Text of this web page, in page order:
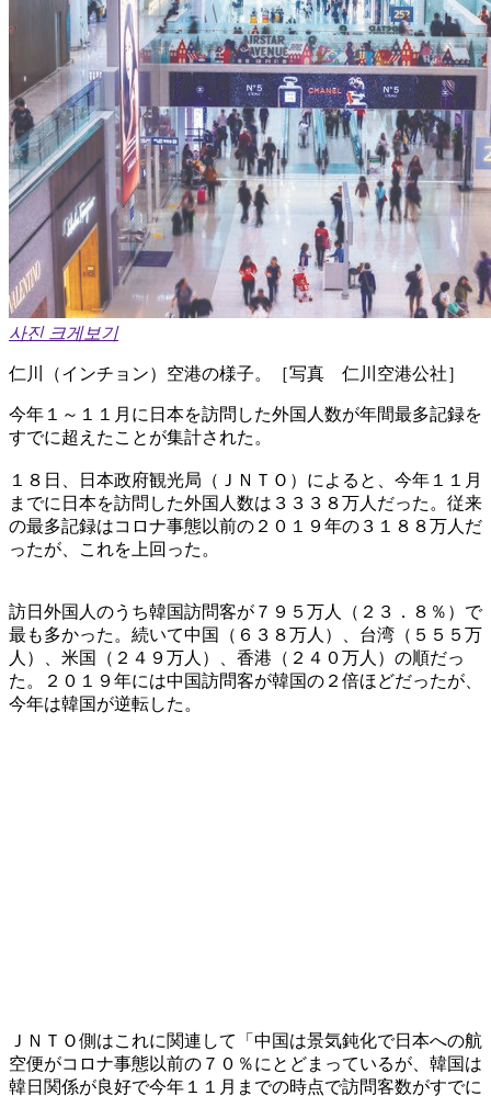
사진 크게보기
仁川（インチョン）空港の様子。［写真 仁川空港公社］
今年１～１１月に日本を訪問した外国人数が年間最多記録を
すでに超えたことが集計された。
１８日、日本政府観光局（ＪＮＴＯ）によると、今年１１月
までに日本を訪問した外国人数は３３３８万人だった。従来
の最多記録はコロナ事態以前の２０１９年の３１８８万人だ
ったが、これを上回った。
訪日外国人のうち韓国訪問客が７９５万人（２３．８％）で
最も多かった。続いて中国（６３８万人）、台湾（５５５万
人）、米国（２４９万人）、香港（２４０万人）の順だっ
た。２０１９年には中国訪問客が韓国の２倍ほどだったが、
今年は韓国が逆転した。
ＪＮＴＯ側はこれに関連して「中国は景気鈍化で日本への航
空便がコロナ事態以前の７０％にとどまっているが、韓国は
韓日関係が良好で今年１１月までの時点で訪問客数がすでに